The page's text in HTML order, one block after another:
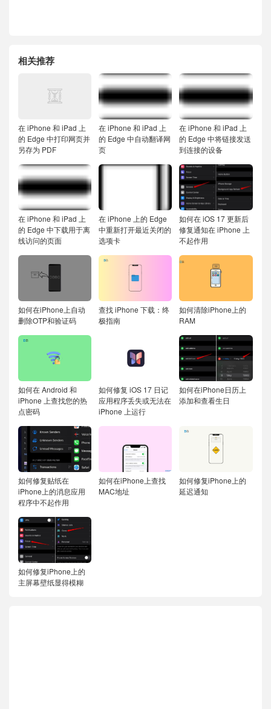
相关推荐
在 iPhone 和 iPad 上
的 Edge 中打印网页并
另存为 PDF
在 iPhone 和 iPad 上
的 Edge 中自动翻译网
页
在 iPhone 和 iPad 上
的 Edge 中将链接发送
到连接的设备
在 iPhone 和 iPad 上
的 Edge 中下载用于离
线访问的页面
在 iPhone 上的 Edge
中重新打开最近关闭的
选项卡
如何在 iOS 17 更新后
修复通知在 iPhone 上
不起作用
如何在iPhone上自动
删除OTP和验证码
查找 iPhone 下载：终
极指南
如何清除iPhone上的
RAM
如何在 Android 和
iPhone 上查找您的热
点密码
如何修复 iOS 17 日记
应用程序丢失或无法在
iPhone 上运行
如何在iPhone日历上
添加和查看生日
如何修复贴纸在
iPhone上的消息应用
程序中不起作用
如何在iPhone上查找
MAC地址
如何修复iPhone上的
延迟通知
如何修复iPhone上的
主屏幕壁纸显得模糊